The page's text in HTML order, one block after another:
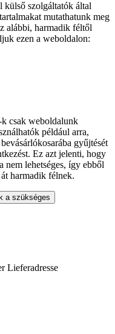
külső szolgáltatók által
mutathatunk meg
alábbi, harmadik féltől
ezen a weboldalon:
csak weboldalunk
például arra,
gyűjtését
Ez azt jelenti, hogy
nem lehetséges, így ebből
harmadik félnek.
a szükséges
Lieferadresse